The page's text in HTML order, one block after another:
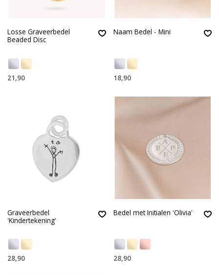
Losse Graveerbedel
Beaded Disc
21,90
Naam Bedel - Mini
18,90
Graveerbedel
'Kindertekening'
28,90
Bedel met Initialen 'Olivia'
28,90